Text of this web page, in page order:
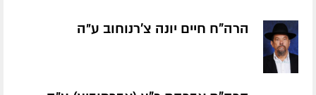
הרה"ח חיים יונה צ'רנוחוב ע״ה